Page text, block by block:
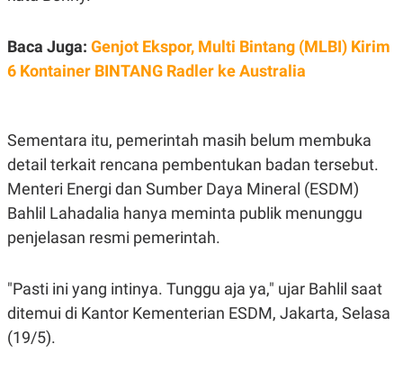
A
N
A
C
T
A
K
I
A
E
I
T
E
N
P
P
E
R
D
E
R
T
Baca Juga: Genjot Ekspor, Multi Bintang (MLBI) Kirim
6 Kontainer BINTANG Radler ke Australia
Sementara itu, pemerintah masih belum membuka
detail terkait rencana pembentukan badan tersebut.
Menteri Energi dan Sumber Daya Mineral (ESDM)
Bahlil Lahadalia hanya meminta publik menunggu
penjelasan resmi pemerintah.
"Pasti ini yang intinya. Tunggu aja ya," ujar Bahlil saat
ditemui di Kantor Kementerian ESDM, Jakarta, Selasa
(19/5).